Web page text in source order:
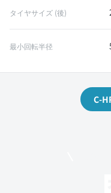
タイヤサイズ (後)
最小回転半径
C-